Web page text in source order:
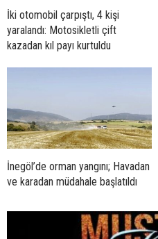
İki otomobil çarpıştı, 4 kişi
yaralandı: Motosikletli çift
kazadan kıl payı kurtuldu
İnegöl’de orman yangını; Havadan
ve karadan müdahale başlatıldı